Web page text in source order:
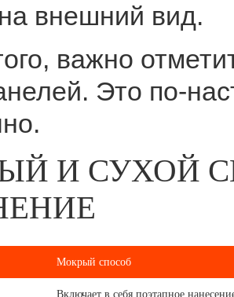
внешний вид.
важно
Это по-
И СУХОЙ
Мокрый способ
Включает в себя поэтапное